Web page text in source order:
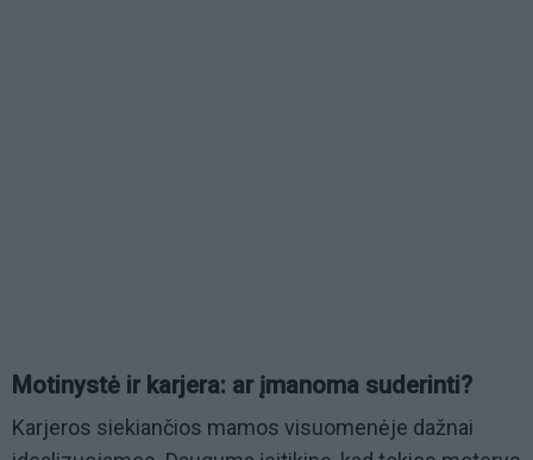
Motinystė ir karjera: ar įmanoma suderinti?
Karjeros siekiančios mamos visuomenėje dažnai